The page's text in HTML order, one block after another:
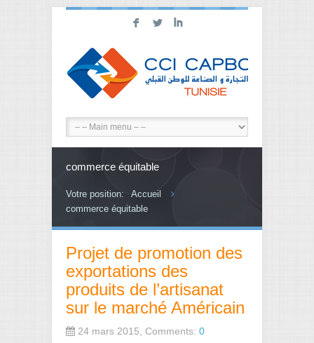
F L I
commerce équitable
Votre position:
Accueil
commerce équitable
Projet de promotion des
exportations des
produits de l’artisanat
sur le marché Américain
24 mars 2015, Comments: 0